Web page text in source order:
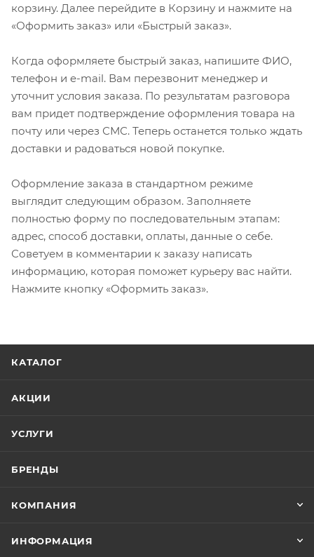
корзину. Далее перейдите в Корзину и нажмите на
«Оформить заказ» или «Быстрый заказ».
Когда оформляете быстрый заказ, напишите ФИО,
телефон и e-mail. Вам перезвонит менеджер и
уточнит условия заказа. По результатам разговора
вам придет подтверждение оформления товара на
почту или через СМС. Теперь останется только ждать
доставки и радоваться новой покупке.
Оформление заказа в стандартном режиме
выглядит следующим образом. Заполняете
полностью форму по последовательным этапам:
адрес, способ доставки, оплаты, данные о себе.
Советуем в комментарии к заказу написать
информацию, которая поможет курьеру вас найти.
Нажмите кнопку «Оформить заказ».
КАТАЛОГ
АКЦИИ
УСЛУГИ
БРЕНДЫ
КОМПАНИЯ
ИНФОРМАЦИЯ